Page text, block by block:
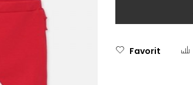
Favorit